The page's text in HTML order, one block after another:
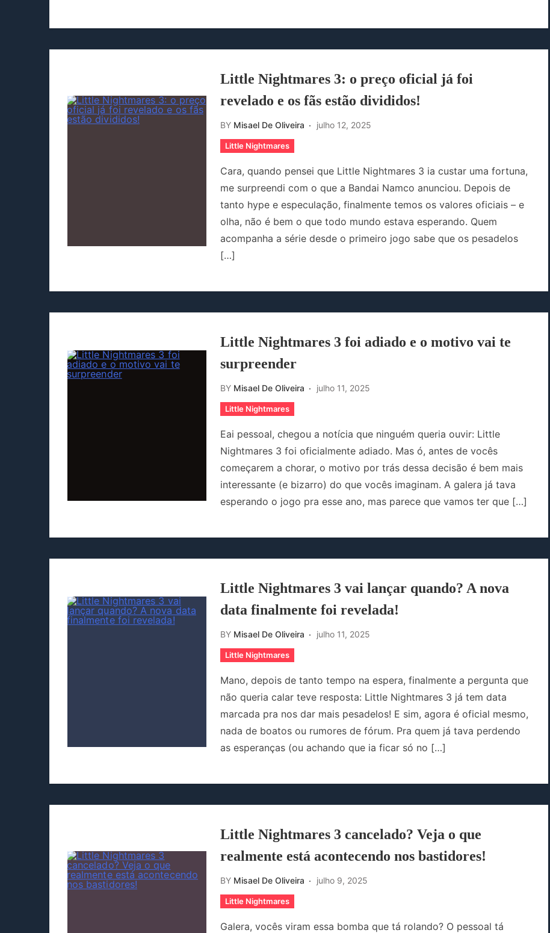
Little Nightmares 3: o preço oficial já foi
revelado e os fãs estão divididos!
BY Misael De Oliveira julho 12, 2025
Little Nightmares
Cara, quando pensei que Little Nightmares 3 ia custar uma fortuna,
me surpreendi com o que a Bandai Namco anunciou. Depois de
tanto hype e especulação, finalmente temos os valores oficiais – e
olha, não é bem o que todo mundo estava esperando. Quem
acompanha a série desde o primeiro jogo sabe que os pesadelos
[…]
Little Nightmares 3 foi adiado e o motivo vai te
surpreender
BY Misael De Oliveira julho 11, 2025
Little Nightmares
Eai pessoal, chegou a notícia que ninguém queria ouvir: Little
Nightmares 3 foi oficialmente adiado. Mas ó, antes de vocês
começarem a chorar, o motivo por trás dessa decisão é bem mais
interessante (e bizarro) do que vocês imaginam. A galera já tava
esperando o jogo pra esse ano, mas parece que vamos ter que […]
Little Nightmares 3 vai lançar quando? A nova
data finalmente foi revelada!
BY Misael De Oliveira julho 11, 2025
Little Nightmares
Mano, depois de tanto tempo na espera, finalmente a pergunta que
não queria calar teve resposta: Little Nightmares 3 já tem data
marcada pra nos dar mais pesadelos! E sim, agora é oficial mesmo,
nada de boatos ou rumores de fórum. Pra quem já tava perdendo
as esperanças (ou achando que ia ficar só no […]
Little Nightmares 3 cancelado? Veja o que
realmente está acontecendo nos bastidores!
BY Misael De Oliveira julho 9, 2025
Little Nightmares
Galera, vocês viram essa bomba que tá rolando? O pessoal tá